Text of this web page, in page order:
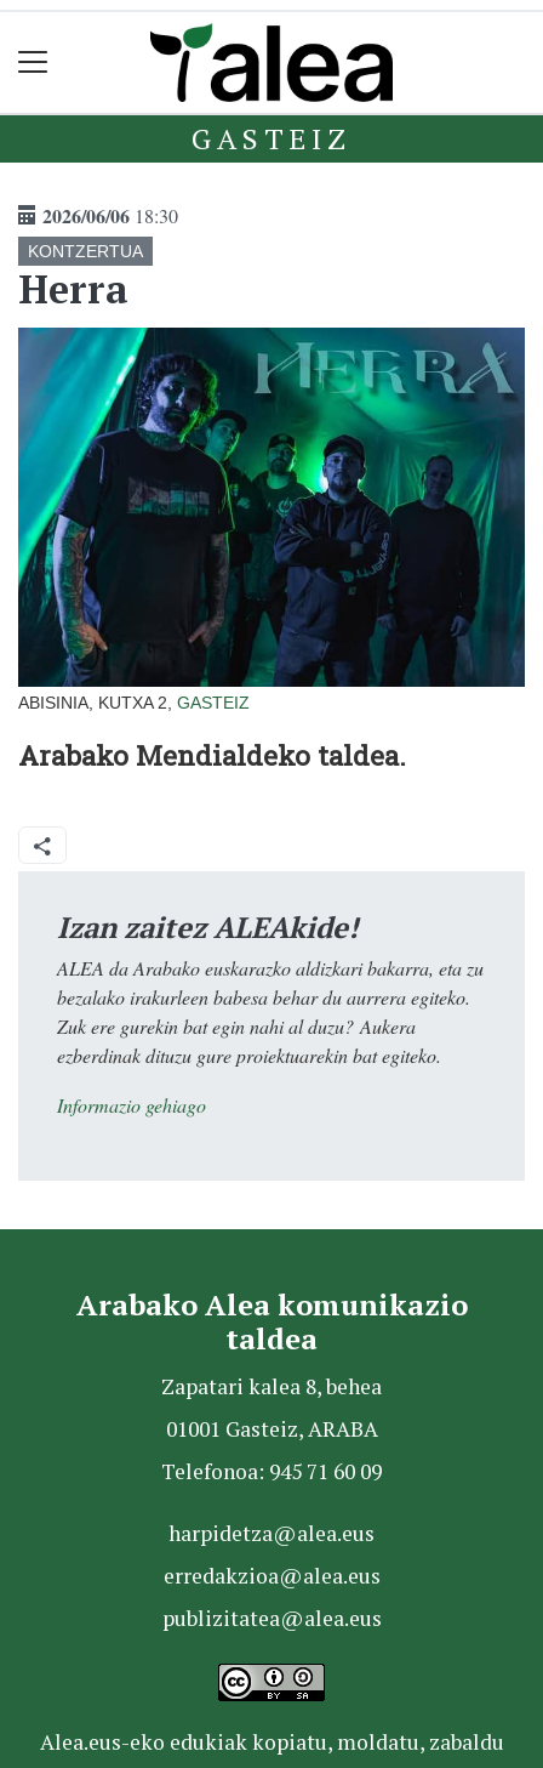
GASTEIZ
2026/06/06 18:30
KONTZERTUA
Herra
ABISINIA, KUTXA 2, GASTEIZ
Arabako Mendialdeko taldea.
Izan zaitez ALEAkide!
ALEA da Arabako euskarazko aldizkari bakarra, eta zu
bezalako irakurleen babesa behar du aurrera egiteko.
Zuk ere gurekin bat egin nahi al duzu? Aukera
ezberdinak dituzu gure proiektuarekin bat egiteko.
Informazio gehiago
Arabako Alea komunikazio
taldea
Zapatari kalea 8, behea
01001 Gasteiz, ARABA
Telefonoa: 945 71 60 09
harpidetza@alea.eus
erredakzioa@alea.eus
publizitatea@alea.eus
Alea.eus-eko edukiak kopiatu, moldatu, zabaldu